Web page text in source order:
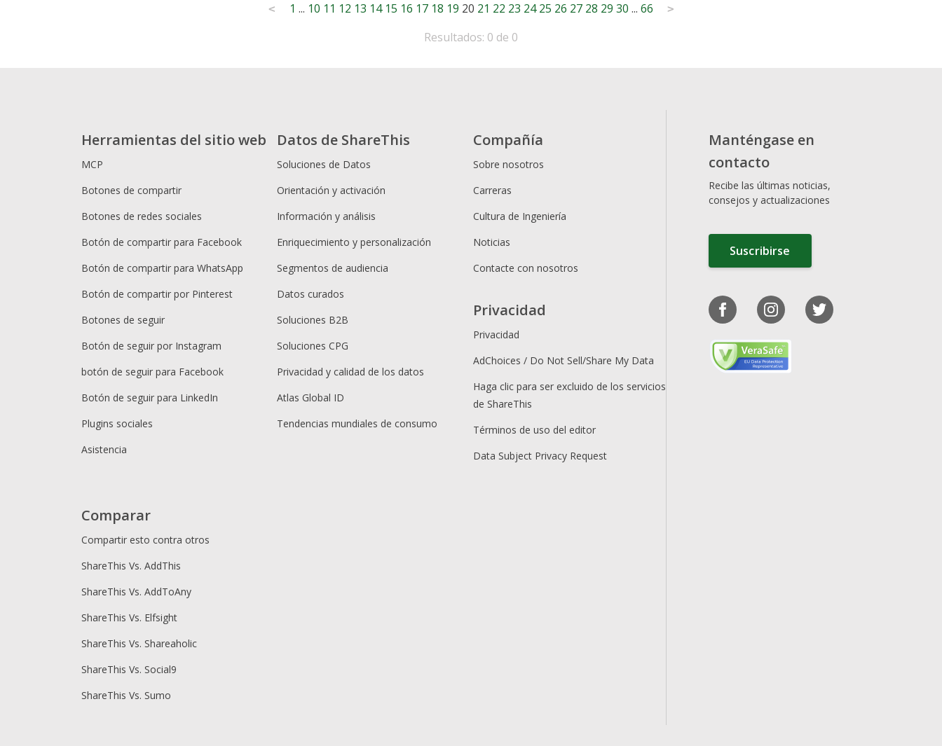
< 1 ... 10 11 12 13 14 15 16 17 18 19 20 21 22 23 24 25 26 27 28 29 30 ... 66 >
Resultados: 0 de 0
Herramientas del sitio web
MCP
Botones de compartir
Botones de redes sociales
Botón de compartir para Facebook
Botón de compartir para WhatsApp
Botón de compartir por Pinterest
Botones de seguir
Botón de seguir por Instagram
botón de seguir para Facebook
Botón de seguir para LinkedIn
Plugins sociales
Asistencia
Datos de ShareThis
Soluciones de Datos
Orientación y activación
Información y análisis
Enriquecimiento y personalización
Segmentos de audiencia
Datos curados
Soluciones B2B
Soluciones CPG
Privacidad y calidad de los datos
Atlas Global ID
Tendencias mundiales de consumo
Compañía
Sobre nosotros
Carreras
Cultura de Ingeniería
Noticias
Contacte con nosotros
Privacidad
Privacidad
AdChoices / Do Not Sell/Share My Data
Haga clic para ser excluido de los servicios
de ShareThis
Términos de uso del editor
Data Subject Privacy Request
Comparar
Compartir esto contra otros
ShareThis Vs. AddThis
ShareThis Vs. AddToAny
ShareThis Vs. Elfsight
ShareThis Vs. Shareaholic
ShareThis Vs. Social9
ShareThis Vs. Sumo
Manténgase en
contacto
Recibe las últimas noticias,
consejos y actualizaciones
Suscribirse